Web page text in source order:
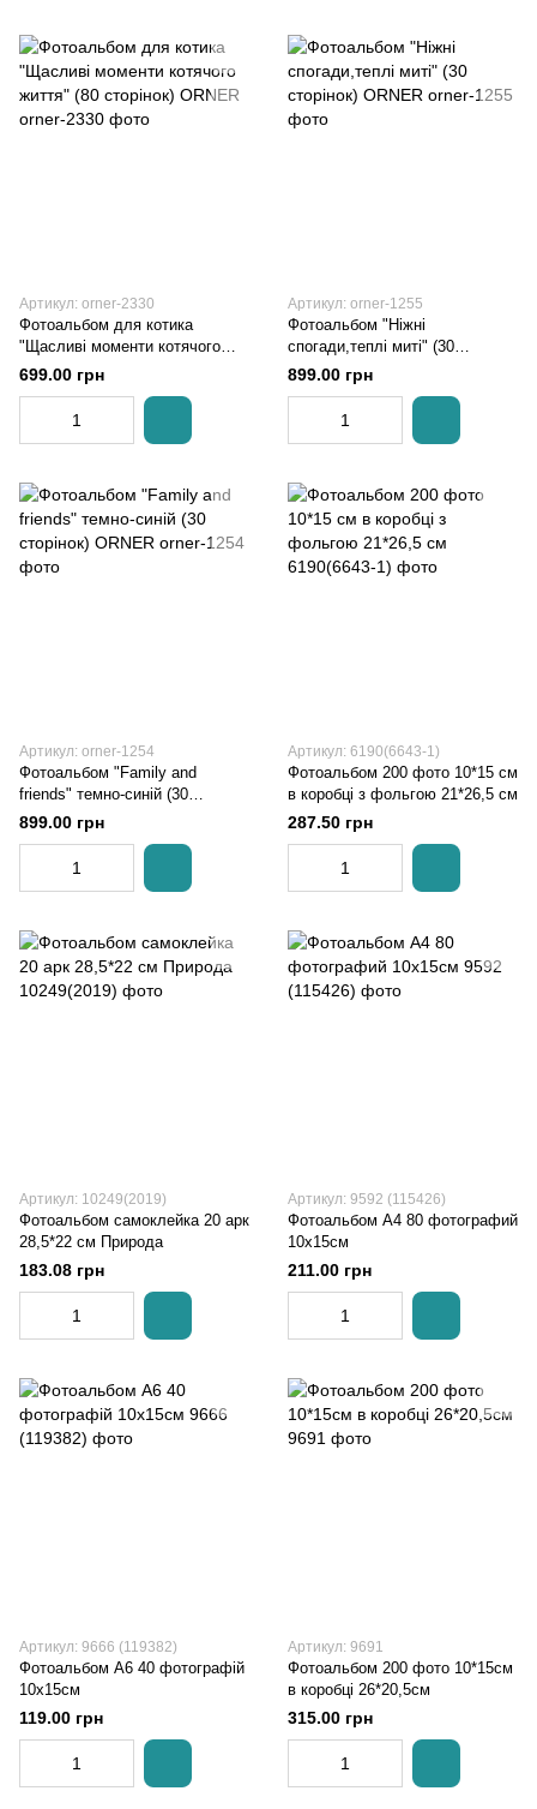
Артикул: orner-2330
Фотоальбом для котика
"Щасливі моменти котячого
життя" (80 сторінок) ORNER
699.00 грн
Артикул: orner-1255
Фотоальбом "Ніжні
спогади,теплі миті" (30
сторінок) ORNER
899.00 грн
Артикул: orner-1254
Фотоальбом "Family and
friends" темно-синій (30
сторінок) ORNER
899.00 грн
Артикул: 6190(6643-1)
Фотоальбом 200 фото 10*15 см
в коробці з фольгою 21*26,5 см
287.50 грн
Артикул: 10249(2019)
Фотоальбом самоклейка 20 арк
28,5*22 см Природа
183.08 грн
Артикул: 9592 (115426)
Фотоальбом А4 80 фотографий
10х15см
211.00 грн
Артикул: 9666 (119382)
Фотоальбом А6 40 фотографій
10х15см
119.00 грн
Артикул: 9691
Фотоальбом 200 фото 10*15см
в коробці 26*20,5см
315.00 грн